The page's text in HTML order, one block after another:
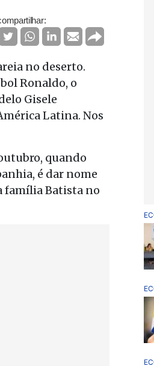
no deserto.
Ronaldo, o
Gisele
Latina. Nos
quando
é dar nome
família Batista no